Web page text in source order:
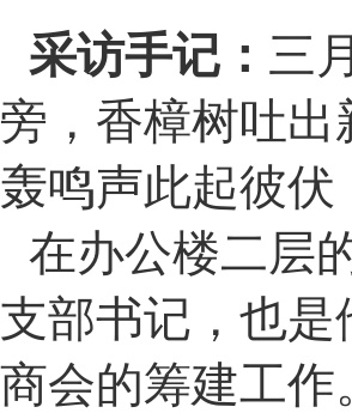
采访手记： 三
旁，香樟树吐
轰鸣声此起彼
在办公楼二层
支部书记，也
商会的筹建工